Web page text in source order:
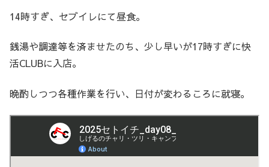
14時すぎ、セブイレにて昼食。
銭湯や調達等を済ませたのち、少し早いが17時すぎに快
活CLUBに入店。
晩酌しつつ各種作業を行い、日付が変わるころに就寝。